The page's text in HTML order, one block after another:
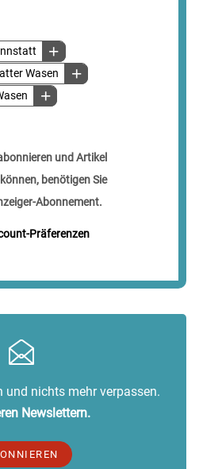
Wasen
und Artikel
benötigen Sie
Abonnement.
Präferenzen
und nichts mehr verpassen.
Newslettern.